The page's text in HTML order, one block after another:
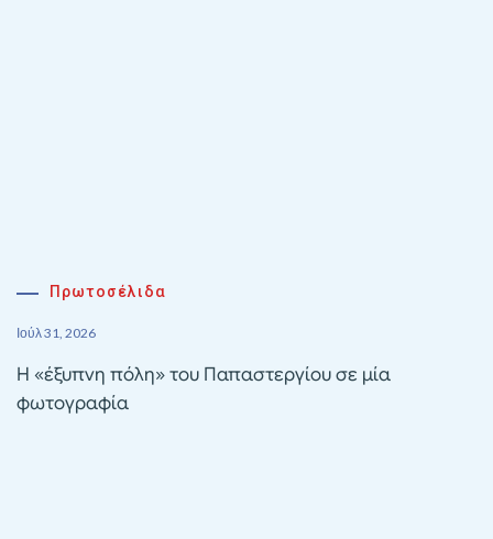
Πρωτοσέλιδα
Ιούλ 31, 2026
Η «έξυπνη πόλη» του Παπαστεργίου σε μία
φωτογραφία